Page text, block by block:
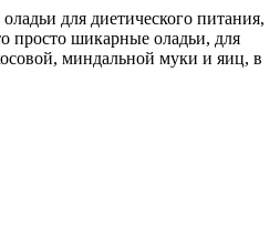
для диетического питания,
просто шикарные оладьи, для
миндальной муки и яиц, в